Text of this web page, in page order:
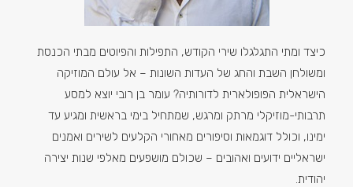
כיצד ומתי התגלגלו שירי הקודש, התפילות והפיוטים מבתי הכנסת
ומשולחן השבת והחג של העדות השונות – אל עולם המוזיקה
הישראלית הפופולארית לדורותיה? עומר בן רובי יוצא למסע
תרבותי-מוזיקלי מרתק ומרגש, שמתחיל בימי בראשית ומגיע עד
ימינו, וכולל דוגמאות וסיפורים מאחורי הקלעים לשירים ואמנים
ישראליים ידועים ואהובים – שכולם מושפעים מאלפי שנות יצירה
יהודית.